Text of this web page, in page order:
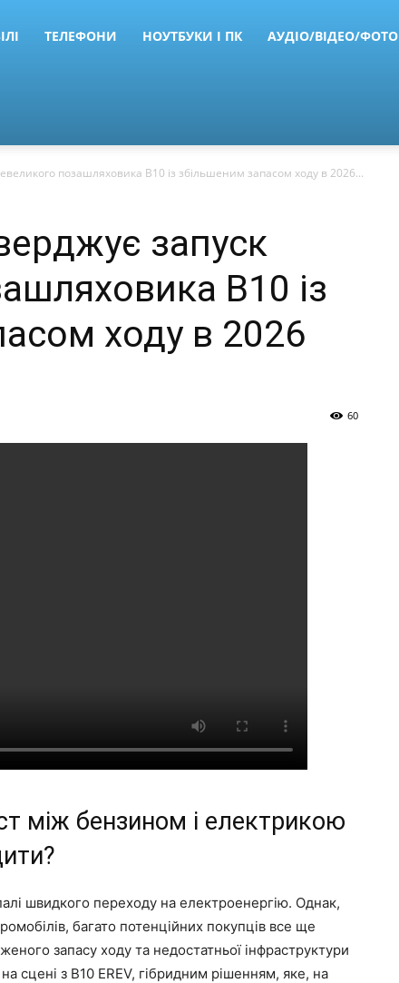
ТЕЛЕФОНИ НОУТБУКИ І ПК АУДІО/ВІДЕО/ФОТО
позашляховика B10 із збільшеним запасом ходу в 2026...
запуск
B10 із
ходу в 2026
60
між бензином і електрикою
швидкого переходу на електроенергію. Однак,
багато потенційних покупців все ще
запасу ходу та недостатньої інфраструктури
сцені з B10 EREV, гібридним рішенням, яке, на